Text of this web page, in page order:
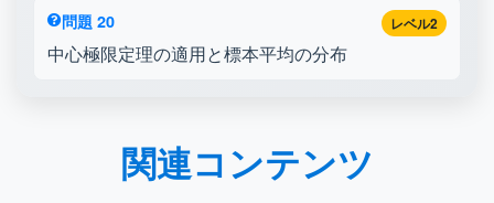
レベル2
問題 20
中心極限定理の適用と標本平均の分布
関連コンテンツ